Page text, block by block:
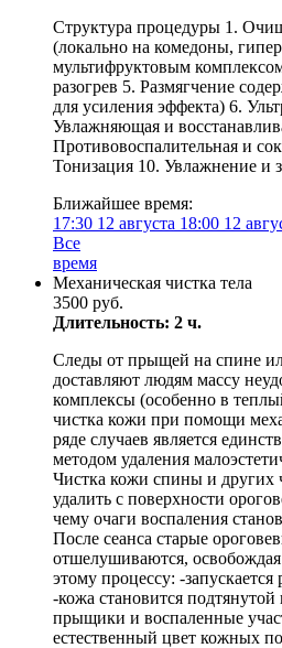
Структура процедуры 1.
(локально на комедоны,
мультифруктовым
разогрев 5. Размягчение
для усиления эффекта) 6.
Увлажняющая и
Противовоспалительная и
Тонизация 10. Увлажнение и
Ближайшее время:
17:30 12 августа 18:00 12
Все
время
Механическая чистка тела
3500 руб.
Длительность: 2 ч.
Следы от прыщей на спине
доставляют людям массу
комплексы (особенно в
чистка кожи при помощи
ряде случаев является
методом удаления
Чистка кожи спины и других
удалить с поверхности
чему очаги воспаления
После сеанса старые
отшелушиваются,
этому процессу: -
-кожа становится
прыщики и воспаленные
естественный цвет кожных